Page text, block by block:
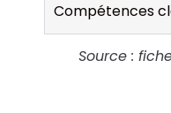
Compétences
Source :